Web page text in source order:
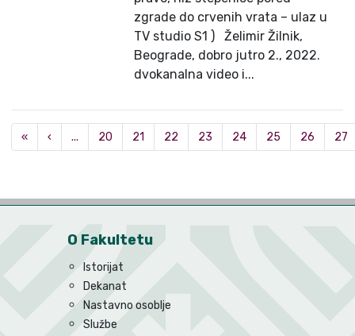
zgrade do crvenih vrata – ulaz u
TV studio S1 ) Želimir Žilnik,
Beograde, dobro jutro 2., 2022.
dvokanalna video i...
« ‹ ... 20 21 22 23 24 25 26 27
O Fakultetu
Istorijat
Dekanat
Nastavno osoblje
Službe